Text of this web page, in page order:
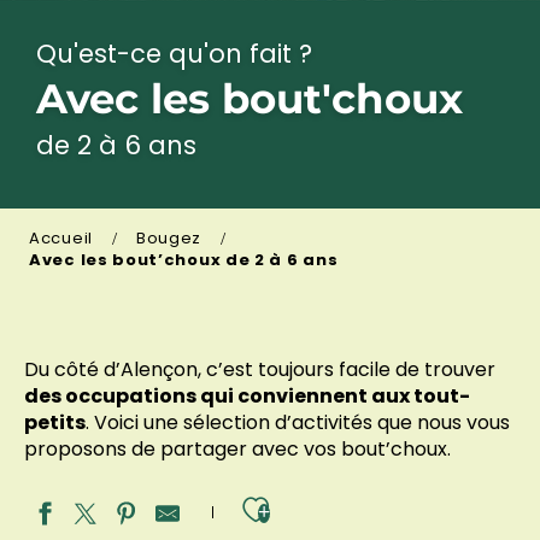
Qu'est-ce qu'on fait ?
Avec les bout'choux
de 2 à 6 ans
Accueil
Bougez
Avec les bout’choux de 2 à 6 ans
Du côté d’Alençon, c’est toujours facile de trouver
des occupations qui conviennent aux tout-
petits. Voici une sélection d’activités que nous vous
proposons de partager avec vos bout’choux.